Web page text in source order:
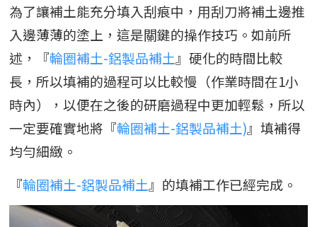
為了讓補土能充分填入刮痕中，用刮刀將補土邊推
入邊薄薄的塗上，這是關鍵的操作技巧。如前所
述，『輪圈補土-鋁製品補土』硬化的時間比較
長，所以填補的過程可以比較慢（作業時間在1小
時內），以便在之後的研磨過程中更加輕鬆，所以
一定要確實地將『輪圈補土-鋁製品補土)』填補得
均勻細緻。
『輪圈補土-鋁製品補土』的填補工作已經完成。